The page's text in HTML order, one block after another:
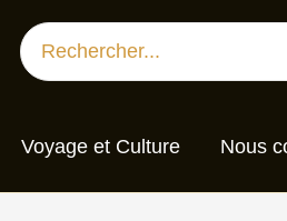
Search
for:
Voyage et Culture Nous